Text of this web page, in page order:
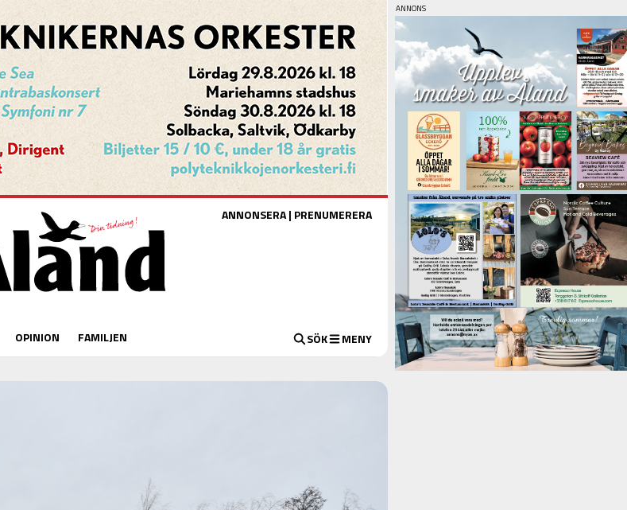
ANNONSERA| PRENUMERERA
OPINION FAMILJEN SÖK MENY